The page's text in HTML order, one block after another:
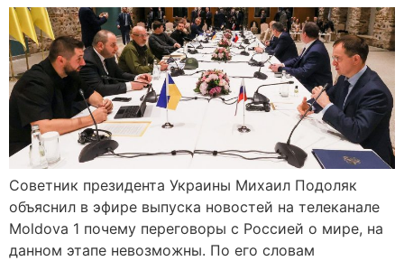
Советник президента Украины Михаил Подоляк
объяснил в эфире выпуска новостей на телеканале
Moldova 1 почему переговоры с Россией о мире, на
данном этапе невозможны. По его словам